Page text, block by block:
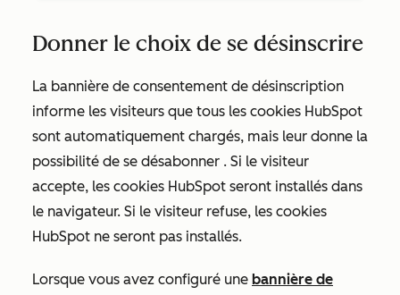
Donner le choix de se désinscrire
La bannière de consentement de désinscription
informe les visiteurs que tous les cookies HubSpot
sont automatiquement chargés, mais leur donne la
possibilité de se désabonner . Si le visiteur
accepte, les cookies HubSpot seront installés dans
le navigateur. Si le visiteur refuse, les cookies
HubSpot ne seront pas installés.
Lorsque vous avez configuré une bannière de